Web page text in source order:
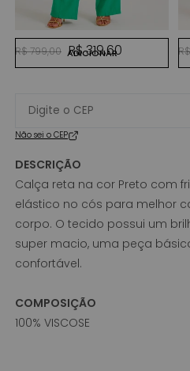
VERDE JASMIN
Preço normal
R$ 799,00 Preço promocional
R$ 319,60
ADICIONAR
Não sei o CEP
DESCRIÇÃO
Calça reta na cor Preto com
elástico no cós para melhor
corpo. O tecido possui um
super macio, uma peça
confortável.
COMPOSIÇÃO
100% VISCOSE